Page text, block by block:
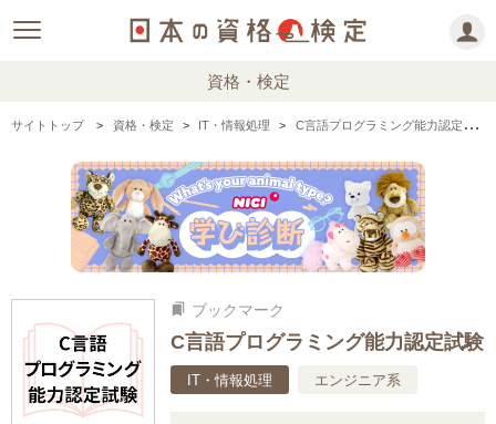
資格・検定
サイトトップ 資格・検定 IT・情報処理 C言語プログラミング能力認定試験の情報まとめ
bookmarks ブックマーク
C言語プログラミング能力認定試験
IT・情報処理 エンジニア系